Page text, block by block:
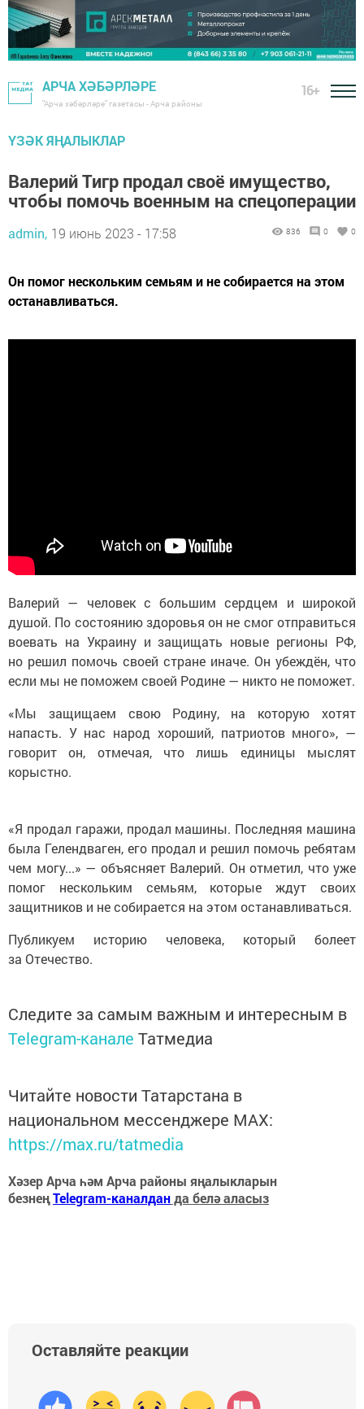
АРЧА ХӘБӘРЛӘРЕ
"Арча хәбәрләре" газетасы - Арча районы
16+
ҮЗӘК ЯҢАЛЫКЛАР
Валерий Тигр продал своё имущество,
чтобы помочь военным на спецоперации
admin, 19 июнь 2023 - 17:58 836 0 0
Он помог нескольким семьям и не собирается на этом
останавливаться.
Валерий — человек с большим сердцем и широкой
душой. По состоянию здоровья он не смог отправиться
воевать на Украину и защищать новые регионы РФ,
но решил помочь своей стране иначе. Он убеждён, что
если мы не поможем своей Родине — никто не поможет.
«Мы защищаем свою Родину, на которую хотят
напасть. У нас народ хороший, патриотов много», —
говорит он, отмечая, что лишь единицы мыслят
корыстно.
«Я продал гаражи, продал машины. Последняя машина
была Гелендваген, его продал и решил помочь ребятам
чем могу...» — объясняет Валерий. Он отметил, что уже
помог нескольким семьям, которые ждут своих
защитников и не собирается на этом останавливаться.
Публикуем историю человека, который болеет
за Отечество.
Следите за самым важным и интересным в
Telegram-канале Татмедиа
Читайте новости Татарстана в
национальном мессенджере MАХ:
https://max.ru/tatmedia
Хәзер Арча һәм Арча районы яңалыкларын
безнеңTelegram-каналданда белә аласыз
Оставляйте реакции